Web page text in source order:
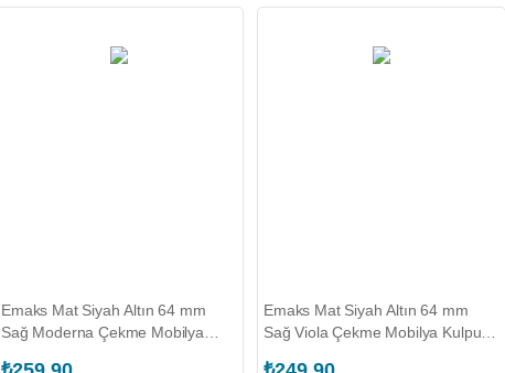
Emaks Mat Siyah Altın 64 mm
Sağ Moderna Çekme Mobilya
Emaks Mat Siyah Altın 64 mm
Sağ Viola Çekme Mobilya Kulpu